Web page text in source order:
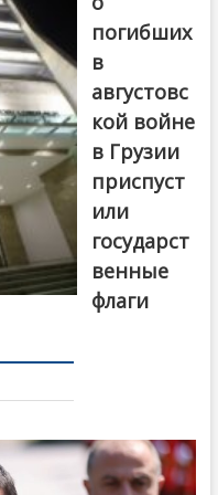
погибших
в
августовс
кой войне
в Грузии
приспуст
или
государст
венные
флаги